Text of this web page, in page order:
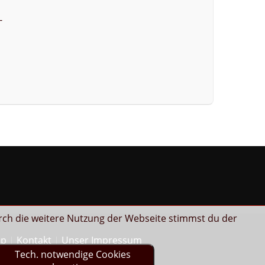
die weitere Nutzung der Webseite stimmst du der
Tech. notwendige Cookies
Kontakt Unser Impressum